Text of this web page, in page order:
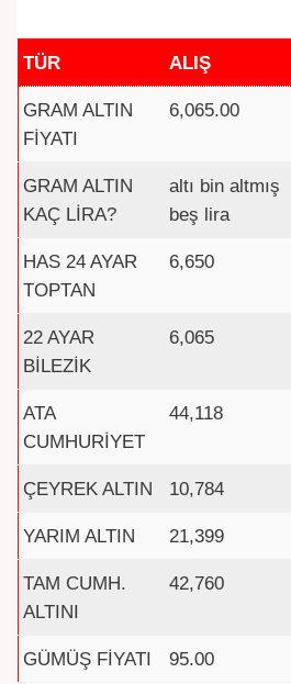
TÜR
ALIŞ
GRAM ALTIN
FİYATI
6,065.00
GRAM ALTIN
KAÇ LİRA?
altı bin altmış
beş lira
HAS 24 AYAR
TOPTAN
6,650
22 AYAR
BİLEZİK
6,065
ATA
CUMHURİYET
44,118
ÇEYREK ALTIN 10,784
YARIM ALTIN 21,399
TAM CUMH.
ALTINI
42,760
GÜMÜŞ FİYATI 95.00